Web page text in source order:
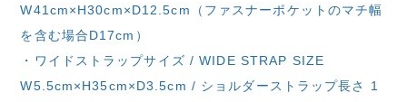
W41cm×H30cm×D12.5cm（ファスナーポケットのマチ幅
を含む場合D17cm）
・ワイドストラップサイズ / WIDE STRAP SIZE
W5.5cm×H35cm×D3.5cm / ショルダーストラップ長さ 1